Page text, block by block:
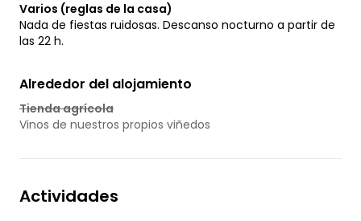
Varios (reglas de la casa)
Nada de fiestas ruidosas. Descanso nocturno a partir de
las 22 h.
Alrededor del alojamiento
Tienda agrícola
Vinos de nuestros propios viñedos
Actividades